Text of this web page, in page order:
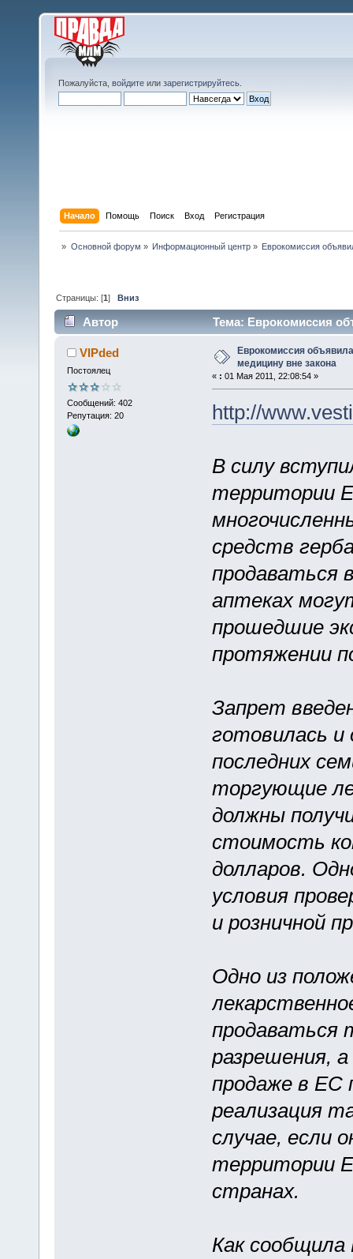
Пожалуйста, войдите или зарегистрируйтесь
Начало Помощь Поиск Вход Регистрация
» Основной форум » Информационный центр» Еврокомиссия
Страницы: [1]Вниз
Автор
Тема: Еврокомиссия
18979 раз)
VIPded
Постоялец
Сообщений: 402
Репутация: 20
Еврокомиссия
медицину вне закона
« : 01 Мая 2011, 22:08:54 »
http://
В силу
территории
средств
продаваться
аптеках
прошедшие
протяжении
Запрет
готовилась и
последних
торгующие
должны
стоимость
долларов.
условия
и розничной
Одно из
продаваться
разрешения,
продаже в ЕС
реализация
случае, если
территории
странах.
Как сообщила